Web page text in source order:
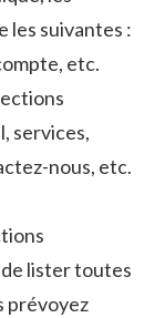
les suivantes :
etc.
services,
nous, etc.
lister toutes
prévoyez